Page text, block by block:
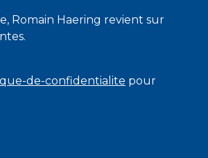
Romain Haering revient sur
de-confidentialite pour